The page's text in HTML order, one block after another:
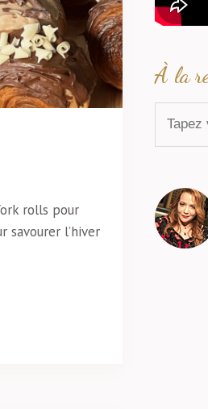
rolls pour
savourer l’hiver
À la